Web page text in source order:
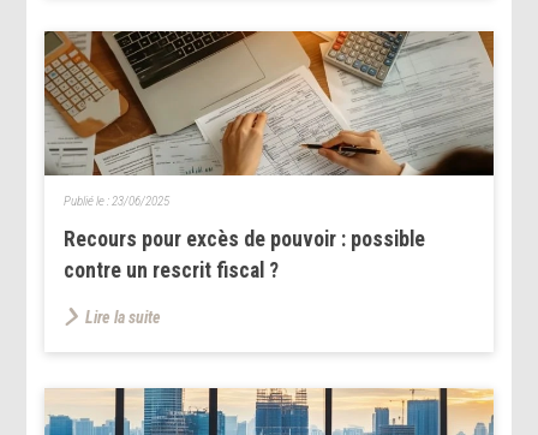
Recours pour excès de pouvoir : possible
contre un rescrit fiscal ?
Publié le : 23/06/2025
Lire la suite